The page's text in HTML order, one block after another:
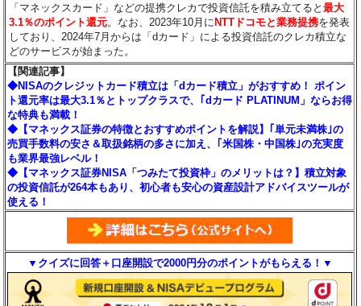
「マネックスカード」などの提携クレカで投資信託を積み立てると最大
3.1％のポイント還元。なお、2023年10月に NTTドコモと業務提携を発表
しており、2024年7月からは「dカード」による投資信託のクレカ積立な
どのサービスが始まった。
【関連記事】
◆NISAのクレジットカード積立は「dカード積立」がおすすめ！ ポイン
ト還元率は最大3.1％とトップクラスで、｢dカード PLATINUM」ならお得
な特典も満載！
◆【マネックス証券の特徴とおすすめポイントを解説】｢単元未満株｣の
売買手数料の安さ＆取扱銘柄の多さに加え、｢米国株・中国株｣の充実度
も業界最強レベル！
◆【マネックス証券NISA「つみたて投資枠」のメリットは？】積立対象
の投資信託が264本もあり、初心者も安心の資産設計アドバイスツールが
使える！
▼クイズに回答＋口座開設で2000円分のポイントがもらえる！▼